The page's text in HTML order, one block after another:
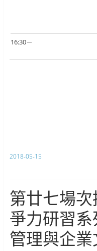
16:30－
2018-05-15
第廿七場
爭力研習
管理與企業